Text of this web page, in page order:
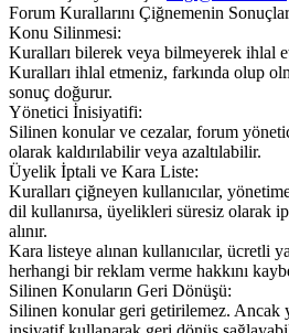
Forum Kurallarını Çiğnemenin
Konu Silinmesi:
Kuralları bilerek veya bilmeyerek ihlal
Kuralları ihlal etmeniz, farkında olup
sonuç doğurur.
Yönetici İnisiyatifi:
Silinen konular ve cezalar, forum
olarak kaldırılabilir veya azaltılabilir.
Üyelik İptali ve Kara Liste:
Kuralları çiğneyen kullanıcılar,
dil kullanırsa, üyelikleri süresiz olarak
alınır.
Kara listeye alınan kullanıcılar, ücretli
herhangi bir reklam verme hakkını
Silinen Konuların Geri Dönüşü:
Silinen konular geri getirilemez. Ancak